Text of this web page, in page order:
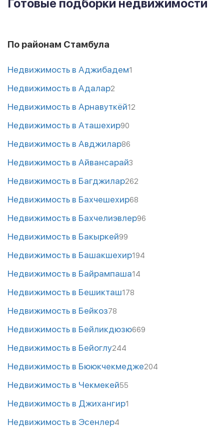
Готовые подборки недвижимости
По районам Стамбула
Недвижимость в Аджибадем1
Недвижимость в Адалар2
Недвижимость в Арнавуткёй12
Недвижимость в Аташехир90
Недвижимость в Авджилар86
Недвижимость в Айвансарай3
Недвижимость в Багджилар262
Недвижимость в Бахчешехир68
Недвижимость в Бахчелиэвлер96
Недвижимость в Бакыркей99
Недвижимость в Башакшехир194
Недвижимость в Байрампаша14
Недвижимость в Бешикташ178
Недвижимость в Бейкоз78
Недвижимость в Бейликдюзю669
Недвижимость в Бейоглу244
Недвижимость в Бююкчекмедже204
Недвижимость в Чекмекей55
Недвижимость в Джихангир1
Недвижимость в Эсенлер4